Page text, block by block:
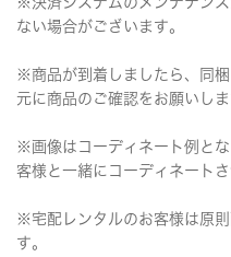
ない場合がございます。
※商品が到着しましたら、同
元に商品のご確認をお願いしま
※画像はコーディネート例と
客様と一緒にコーディネートさ
※宅配レンタルのお客様は原
す。